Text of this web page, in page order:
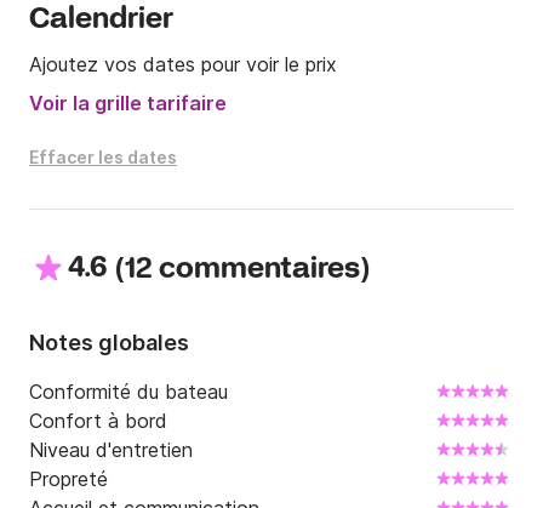
Calendrier
Ajoutez vos dates pour voir le prix
Voir la grille tarifaire
Effacer les dates
4.6 (12 commentaires)
Notes globales
Conformité du bateau
Confort à bord
Niveau d'entretien
Propreté